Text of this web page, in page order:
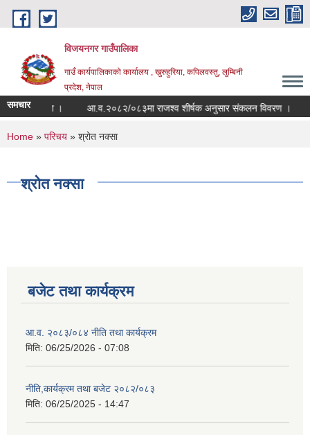
Skip to main content
विजयनगर गाउँपालिका
गाउँ कार्यपालिकाको कार्यालय , खुरुहुरिया, कपिलवस्तु, लुम्बिनी
प्रदेश, नेपाल
समचारसूचना । आ.व.२०८२/०८३मा राजश्व शीर्षक अनुसार संकलन विवरण ।
You are here
Home » परिचय » श्रोत नक्सा
श्रोत नक्सा
बजेट तथा कार्यक्रम
आ.व. २०८३/०८४ नीति तथा कार्यक्रम
मिति: 06/25/2026 - 07:08
नीति,कार्यक्रम तथा बजेट २०८२/०८३
मिति: 06/25/2025 - 14:47